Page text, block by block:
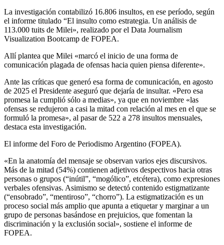
La investigación contabilizó 16.806 insultos, en ese período, según
el informe titulado “El insulto como estrategia. Un análisis de
113.000 tuits de Milei», realizado por el Data Journalism
Visualization Bootcamp de FOPEA.
Allí plantea que Milei «marcó el inicio de una forma de
comunicación plagada de ofensas hacia quien piensa diferente».
Ante las críticas que generó esa forma de comunicación, en agosto
de 2025 el Presidente aseguró que dejaría de insultar. «Pero esa
promesa la cumplió sólo a medias», ya que en noviembre «las
ofensas se redujeron a casi la mitad con relación al mes en el que se
formuló la promesa», al pasar de 522 a 278 insultos mensuales,
destaca esta investigación.
El informe del Foro de Periodismo Argentino (FOPEA).
«En la anatomía del mensaje se observan varios ejes discursivos.
Más de la mitad (54%) contienen adjetivos despectivos hacia otras
personas o grupos (“inútil”, “mogólico”, etcétera), como expresiones
verbales ofensivas. Asimismo se detectó contenido estigmatizante
(“ensobrado”, “mentiroso”, “chorro”). La estigmatización es un
proceso social más amplio que apunta a etiquetar y marginar a un
grupo de personas basándose en prejuicios, que fomentan la
discriminación y la exclusión social», sostiene el informe de
FOPEA.